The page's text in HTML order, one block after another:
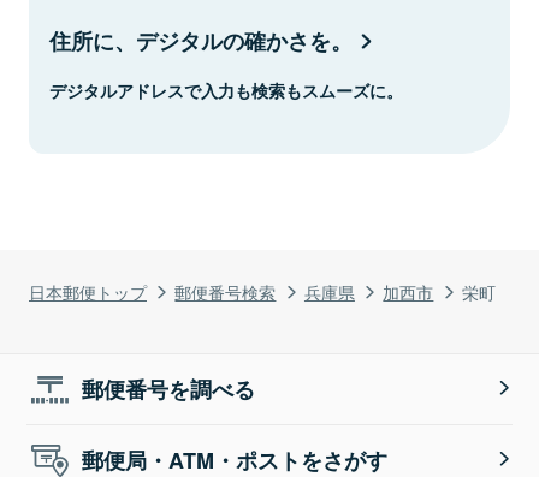
日本郵便トップ 郵便番号検索 兵庫県 加西市 栄町
住所に、デジタルの確かさを。
デジタルアドレスで入力も検索もスムーズに。
郵便番号を調べる
郵便局・ATM・ポストをさがす